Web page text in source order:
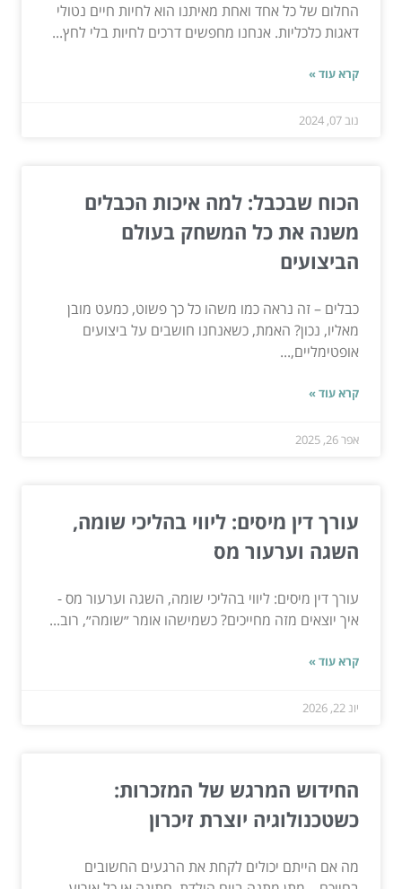
החלום של כל אחד ואחת מאיתנו הוא לחיות חיים נטולי
דאגות כלכליות. אנחנו מחפשים דרכים לחיות בלי לחץ...
קרא עוד »
נוב 07, 2024
הכוח שבכבל: למה איכות הכבלים
משנה את כל המשחק בעולם
הביצועים
כבלים – זה נראה כמו משהו כל כך פשוט, כמעט מובן
מאליו, נכון? האמת, כשאנחנו חושבים על ביצועים
אופטימליים,...
קרא עוד »
אפר 26, 2025
עורך דין מיסים: ליווי בהליכי שומה,
השגה וערעור מס
עורך דין מיסים: ליווי בהליכי שומה, השגה וערעור מס -
איך יוצאים מזה מחייכים? כשמישהו אומר ״שומה״, רוב...
קרא עוד »
יונ 22, 2026
החידוש המרגש של המזכרות:
כשטכנולוגיה יוצרת זיכרון
מה אם הייתם יכולים לקחת את הרגעים החשובים